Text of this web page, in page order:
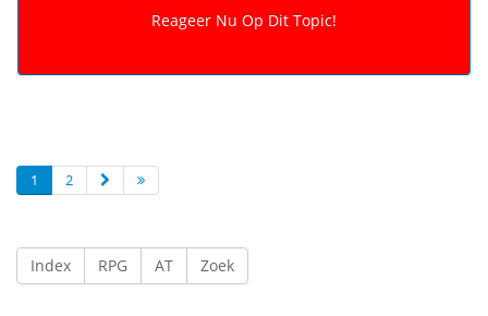
1 2
Index RPG AT Zoek